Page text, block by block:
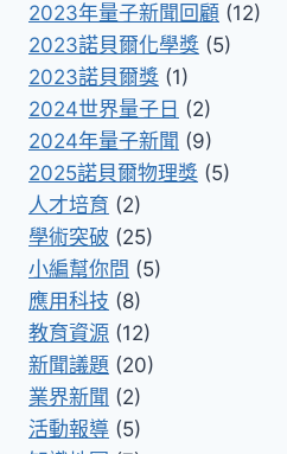
2023年量子新聞回顧 (12)
2023諾貝爾化學獎 (5)
2023諾貝爾獎 (1)
2024世界量子日 (2)
2024年量子新聞 (9)
2025諾貝爾物理獎 (5)
人才培育 (2)
學術突破 (25)
小編幫你問 (5)
應用科技 (8)
教育資源 (12)
新聞議題 (20)
業界新聞 (2)
活動報導 (5)